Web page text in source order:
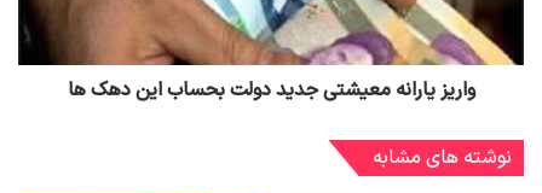
واریز یارانه معیشتی جدید دولت بحساب این دهک ها
نوشته های مشابه